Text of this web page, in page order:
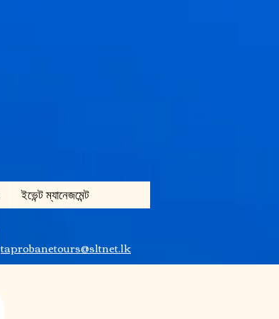
ইভেন্ট ম্যানেজমেন্ট
taprobanetours@sltnet.lk